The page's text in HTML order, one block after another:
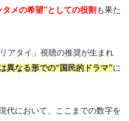
タメの希望”としての役割 も果た
アタイ」視聴の推奨が生まれ
異なる形での“国民的ドラマ”に
代において、ここまでの数字を